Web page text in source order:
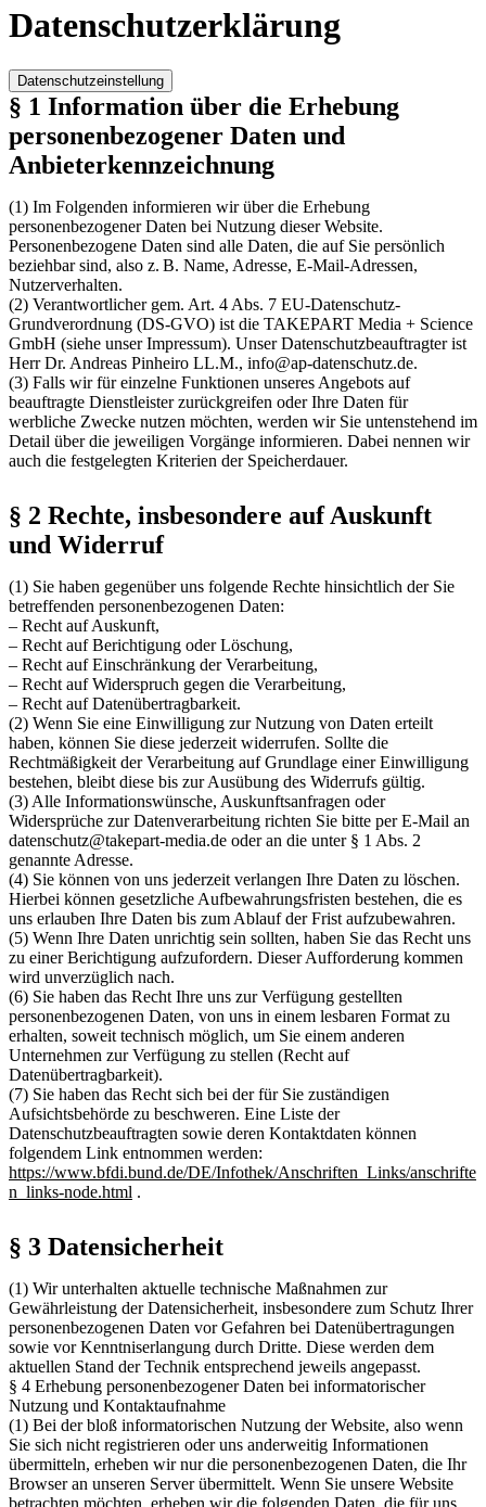
Datenschutzerklärung
Datenschutzeinstellung
§ 1 Information über die Erhebung
personenbezogener Daten und
Anbieterkennzeichnung
(1) Im Folgenden informieren wir über die Erhebung
personenbezogener Daten bei Nutzung dieser Website.
Personenbezogene Daten sind alle Daten, die auf Sie persönlich
beziehbar sind, also z. B. Name, Adresse, E-Mail-Adressen,
Nutzerverhalten.
(2) Verantwortlicher gem. Art. 4 Abs. 7 EU-Datenschutz-
Grundverordnung (DS-GVO) ist die TAKEPART Media + Science
GmbH (siehe unser Impressum). Unser Datenschutzbeauftragter ist
Herr Dr. Andreas Pinheiro LL.M., info@ap-datenschutz.de.
(3) Falls wir für einzelne Funktionen unseres Angebots auf
beauftragte Dienstleister zurückgreifen oder Ihre Daten für
werbliche Zwecke nutzen möchten, werden wir Sie untenstehend im
Detail über die jeweiligen Vorgänge informieren. Dabei nennen wir
auch die festgelegten Kriterien der Speicherdauer.
§ 2 Rechte, insbesondere auf Auskunft
und Widerruf
(1) Sie haben gegenüber uns folgende Rechte hinsichtlich der Sie
betreffenden personenbezogenen Daten:
– Recht auf Auskunft,
– Recht auf Berichtigung oder Löschung,
– Recht auf Einschränkung der Verarbeitung,
– Recht auf Widerspruch gegen die Verarbeitung,
– Recht auf Datenübertragbarkeit.
(2) Wenn Sie eine Einwilligung zur Nutzung von Daten erteilt
haben, können Sie diese jederzeit widerrufen. Sollte die
Rechtmäßigkeit der Verarbeitung auf Grundlage einer Einwilligung
bestehen, bleibt diese bis zur Ausübung des Widerrufs gültig.
(3) Alle Informationswünsche, Auskunftsanfragen oder
Widersprüche zur Datenverarbeitung richten Sie bitte per E-Mail an
datenschutz@takepart-media.de oder an die unter § 1 Abs. 2
genannte Adresse.
(4) Sie können von uns jederzeit verlangen Ihre Daten zu löschen.
Hierbei können gesetzliche Aufbewahrungsfristen bestehen, die es
uns erlauben Ihre Daten bis zum Ablauf der Frist aufzubewahren.
(5) Wenn Ihre Daten unrichtig sein sollten, haben Sie das Recht uns
zu einer Berichtigung aufzufordern. Dieser Aufforderung kommen
wird unverzüglich nach.
(6) Sie haben das Recht Ihre uns zur Verfügung gestellten
personenbezogenen Daten, von uns in einem lesbaren Format zu
erhalten, soweit technisch möglich, um Sie einem anderen
Unternehmen zur Verfügung zu stellen (Recht auf
Datenübertragbarkeit).
(7) Sie haben das Recht sich bei der für Sie zuständigen
Aufsichtsbehörde zu beschweren. Eine Liste der
Datenschutzbeauftragten sowie deren Kontaktdaten können
folgendem Link entnommen werden:
https://www.bfdi.bund.de/DE/Infothek/Anschriften_Links/anschrifte
n_links-node.html .
§ 3 Datensicherheit
(1) Wir unterhalten aktuelle technische Maßnahmen zur
Gewährleistung der Datensicherheit, insbesondere zum Schutz Ihrer
personenbezogenen Daten vor Gefahren bei Datenübertragungen
sowie vor Kenntniserlangung durch Dritte. Diese werden dem
aktuellen Stand der Technik entsprechend jeweils angepasst.
§ 4 Erhebung personenbezogener Daten bei informatorischer
Nutzung und Kontaktaufnahme
(1) Bei der bloß informatorischen Nutzung der Website, also wenn
Sie sich nicht registrieren oder uns anderweitig Informationen
übermitteln, erheben wir nur die personenbezogenen Daten, die Ihr
Browser an unseren Server übermittelt. Wenn Sie unsere Website
betrachten möchten, erheben wir die folgenden Daten, die für uns